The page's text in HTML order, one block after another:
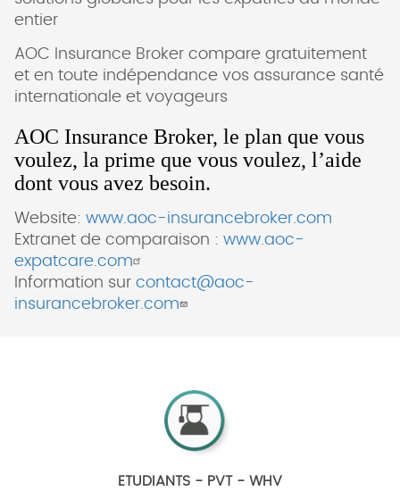
entier
AOC Insurance Broker compare gratuitement
et en toute indépendance vos assurance santé
internationale et voyageurs
AOC Insurance Broker, le plan que vous
voulez, la prime que vous voulez, l’aide
dont vous avez besoin.
Website: www.aoc-insurancebroker.com
Extranet de comparaison : www.aoc-
expatcare.com
Information sur contact@aoc-
insurancebroker.com
ETUDIANTS - PVT - WHV